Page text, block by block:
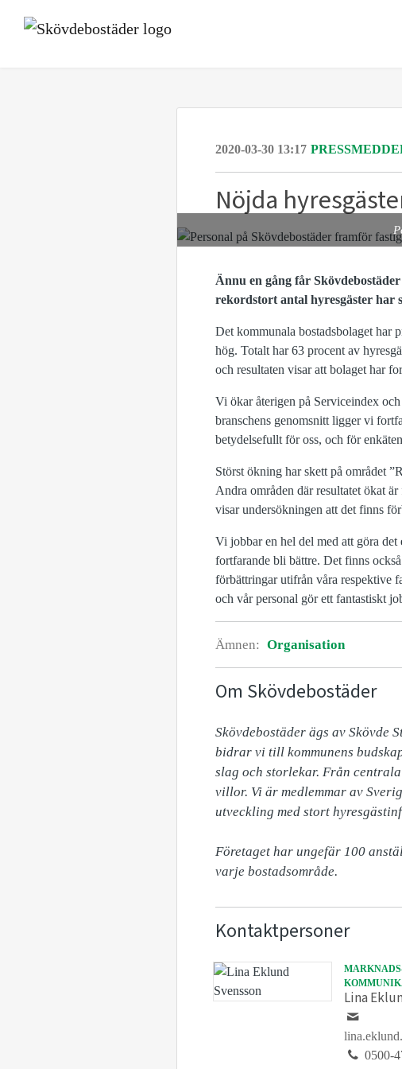
2020-03-30 13:17
Nöjda
Ännu en gång får
rekordstort antal hyresgäster har
Det kommunala bostadsbolaget har
hög. Totalt har63 procent av
och resultaten visar att bolaget har
Vi ökar återigen på Serviceindex
branschens genomsnitt ligger vi
betydelsefullt för oss, och för
Störst ökning har skett på området
Andra områden där resultatet ökat är
visar undersökningen att det finns
Vi jobbar en hel del med att göra
fortfarande bli bättre. Det finns oc
förbättringar utifrån våra respektive
och vår personal gör ett fantastiskt
Ämnen: Organisation
Om Skövdebostäder
Skövdebostäder ägs av Skövde
bidrar vi till kommunens
slag och storlekar. Från
villor. Vi är medlemmar av
utveckling med stort
Företaget har ungefär 100
varje bostadsområde.
Kontaktpersoner
Lina
0500-